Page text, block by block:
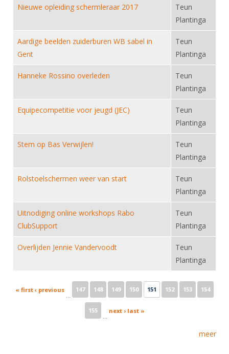
Verwerk wedstrijduitslagen
NK organiseren
Promotie en logo
ALV
Nieuwe opleiding schermleraar 2017
Teun
Plantinga
Aardige beelden zuiderburen WB sabel in
Gent
Teun
Plantinga
Hanneke Rossino overleden
Teun
Plantinga
Equipecompetitie voor jeugd (JEC)
Teun
Plantinga
Stem op Bas Verwijlen!
Teun
Plantinga
Rolstoelschermen weer van start
Teun
Plantinga
Uitnodiging online workshops Rabo
ClubSupport
Teun
Plantinga
Overlijden Jennie Vandervoodt
Teun
Plantinga
Pages
« first ‹ previous
…
147 148 149 150 151 152 153 154
155
…
next › last »
meer